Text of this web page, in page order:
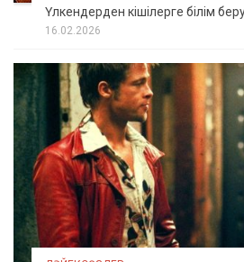
Үлкендерден кішілерге білім
16.02.2026